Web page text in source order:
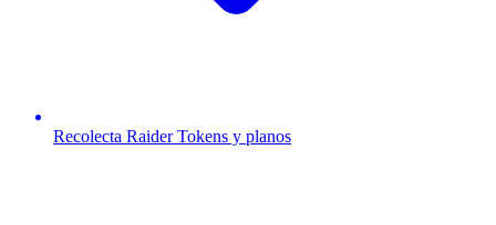
Recolecta Raider Tokens y planos